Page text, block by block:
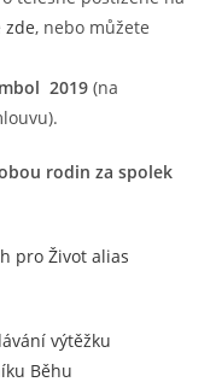
zde, nebo můžete
2019(na
rodin za spolek
pro Život alias